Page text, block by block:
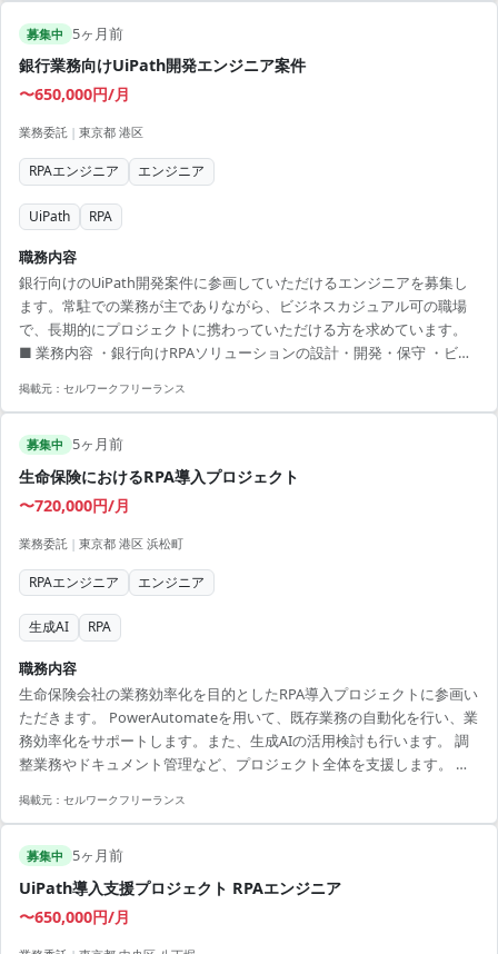
ドできる ・安定した環境でのRPA技術を活かせる ・継続的なサポート
体制があります
募集中 5ヶ月前
銀行業務向けUiPath開発エンジニア案件
〜650,000円/月
業務委託 | 東京都 港区
RPAエンジニア エンジニア
UiPath RPA
職務内容
銀行向けのUiPath開発案件に参画していただけるエンジニアを募集し
ます。常駐での業務が主でありながら、ビジネスカジュアル可の職場
で、長期的にプロジェクトに携わっていただける方を求めています。
■ 業務内容 ・銀行向けRPAソリューションの設計・開発・保守 ・ビジ
ントとの要件調整およびフィードバックの反映 【アピールポイント】
画が可能 ・チームでの協力体制が整っている ・RPA技術を深く習得で
きる環境 ・魅力的な勤務地でのプロジェクト参画
掲載元： セルワークフリーランス
募集中 5ヶ月前
生命保険におけるRPA導入プロジェクト
〜720,000円/月
業務委託 | 東京都 港区 浜松町
RPAエンジニア エンジニア
生成AI RPA
職務内容
生命保険会社の業務効率化を目的としたRPA導入プロジェクトに参画い
ただきます。 PowerAutomateを用いて、既存業務の自動化を行い、業
務効率化をサポートします。また、生成AIの活用検討も行います。 調
整業務やドキュメント管理など、プロジェクト全体を支援します。 ■
た自動化提案と実施 ・生成AI活用の検討と提案 ・ドキュメント管理、
の参加 ・保険業界での経験を活かせる案件 ・生成AIの活用検討に参加
・チームメンバーと協力してプロジェクト推進 ・コミ...
掲載元： セルワークフリーランス
募集中 5ヶ月前
UiPath導入支援プロジェクト RPAエンジニア
〜650,000円/月